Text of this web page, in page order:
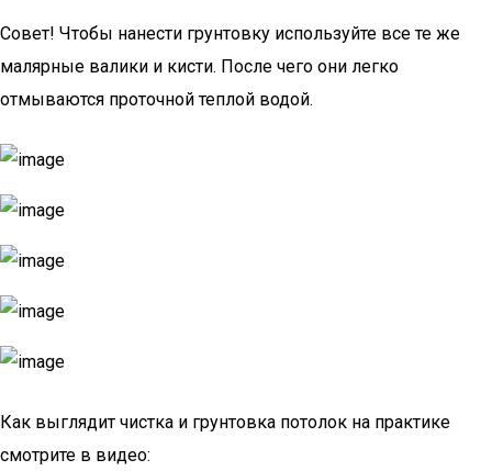
Совет! Чтобы нанести грунтовку используйте все те же
малярные валики и кисти. После чего они легко
отмываются проточной теплой водой.
Как выглядит чистка и грунтовка потолок на практике
смотрите в видео: